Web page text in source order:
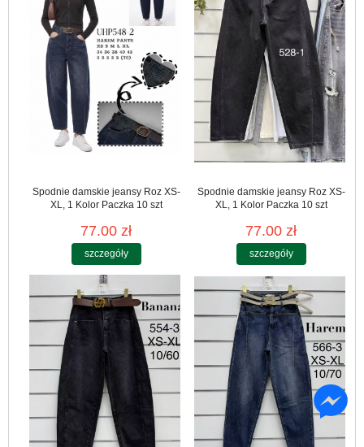
Spodnie damskie jeansy Roz XS-
XL, 1 Kolor Paczka 10 szt
77.00 zł
szczegóły
Spodnie damskie jeansy Roz XS-
XL, 1 Kolor Paczka 10 szt
77.00 zł
szczegóły